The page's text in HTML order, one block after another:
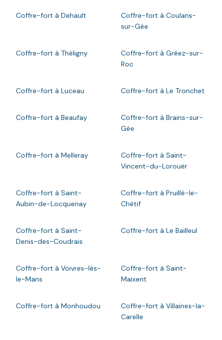
Coffre-fort à Dehault
Coffre-fort à Coulans-
sur-Gée
Coffre-fort à Théligny
Coffre-fort à Gréez-sur-
Roc
Coffre-fort à Luceau Coffre-fort à Le Tronchet
Coffre-fort à Beaufay
Coffre-fort à Brains-sur-
Gée
Coffre-fort à Melleray
Coffre-fort à Saint-
Vincent-du-Lorouër
Coffre-fort à Saint-
Aubin-de-Locquenay
Coffre-fort à Pruillé-le-
Chétif
Coffre-fort à Saint-
Denis-des-Coudrais
Coffre-fort à Le Bailleul
Coffre-fort à Voivres-lès-
le-Mans
Coffre-fort à Saint-
Maixent
Coffre-fort à Monhoudou
Coffre-fort à Villaines-la-
Carelle